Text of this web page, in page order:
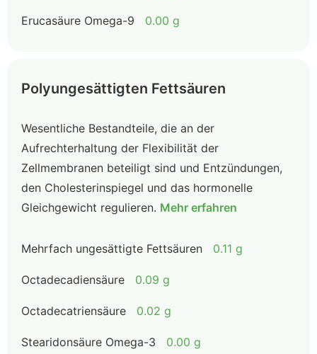
Erucasäure Omega-9 0.00 g
Polyungesättigten Fettsäuren
Wesentliche Bestandteile, die an der
Aufrechterhaltung der Flexibilität der
Zellmembranen beteiligt sind und Entzündungen,
den Cholesterinspiegel und das hormonelle
Gleichgewicht regulieren. Mehr erfahren
Mehrfach ungesättigte Fettsäuren 0.11 g
Octadecadiensäure 0.09 g
Octadecatriensäure 0.02 g
Stearidonsäure Omega-3 0.00 g